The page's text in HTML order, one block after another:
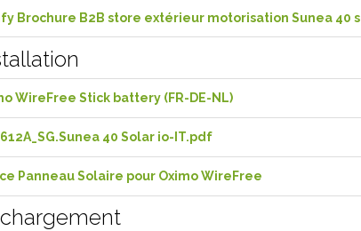
Brochure B2B store extérieur motorisation Sunea 40
WireFree Stick battery (FR-DE-NL)
40 Solar io-IT.pdf
Panneau Solaire pour Oximo WireFree